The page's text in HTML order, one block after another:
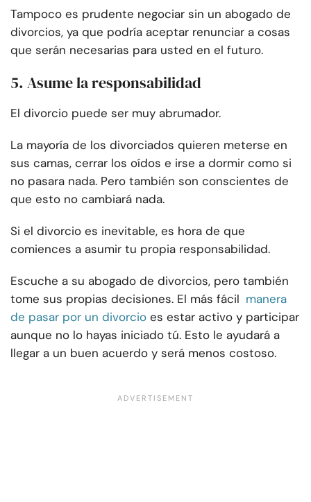
Tampoco es prudente negociar sin un abogado de
divorcios, ya que podría aceptar renunciar a cosas
que serán necesarias para usted en el futuro.
5. Asume la responsabilidad
El divorcio puede ser muy abrumador.
La mayoría de los divorciados quieren meterse en
sus camas, cerrar los oídos e irse a dormir como si
no pasara nada. Pero también son conscientes de
que esto no cambiará nada.
Si el divorcio es inevitable, es hora de que
comiences a asumir tu propia responsabilidad.
Escuche a su abogado de divorcios, pero también
tome sus propias decisiones. El más fácil manera
de pasar por un divorcio es estar activo y participar
aunque no lo hayas iniciado tú. Esto le ayudará a
llegar a un buen acuerdo y será menos costoso.